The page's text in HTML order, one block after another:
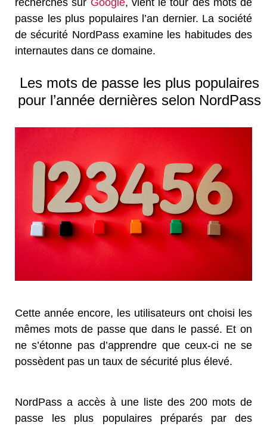
recherchés sur Google, vient le tour des mots de
passe les plus populaires l’an dernier. La société
de sécurité NordPass examine les habitudes des
internautes dans ce domaine.
Les mots de passe les plus populaires
pour l’année dernières selon NordPass
Cette année encore, les utilisateurs ont choisi les
mêmes mots de passe que dans le passé. Et on
ne s’étonne pas d’apprendre que ceux-ci ne se
possèdent pas un taux de sécurité plus élevé.
NordPass a accès à une liste des 200 mots de
passe les plus populaires préparés par des